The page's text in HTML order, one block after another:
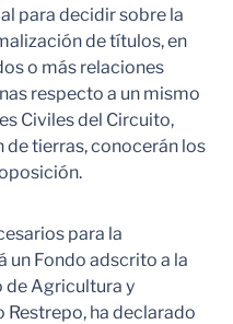
para decidir sobre la
de títulos, en
o más relaciones
respecto a un mismo
Civiles del Circuito,
tierras, conocerán los
para la
un Fondo adscrito a la
de Agricultura y
Restrepo, ha declarado